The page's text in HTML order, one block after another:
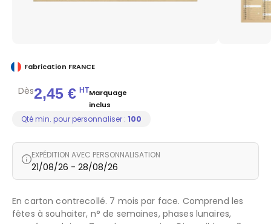
Fabrication FRANCE
Dès2,45 € HTMarquage
inclus
Qté min. pour personnaliser : 100
EXPÉDITION AVEC PERSONNALISATION
21/08/26 - 28/08/26
En carton contrecollé. 7 mois par face. Comprend les
fêtes à souhaiter, n° de semaines, phases lunaires,